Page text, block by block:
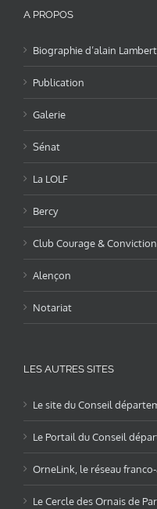
A PROPOS
Biographie d’alain Lambert
Publication
Galerie
Sénat
La LOLF
Bercy
Club Courage &
Alençon
Notariat
LES AUTRES SITES
Le site du Conseil
Le Portail du Conseil
OrneLink, le réseau
Le Cercle des Ornais de